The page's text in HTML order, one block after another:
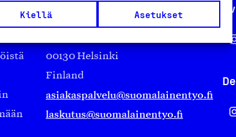
Kiellä Asetukset
Suomalainen työ ry
00130 Helsinki
Finland
asiakaspalvelu@suomalainentyo.fi
laskutus@suomalainentyo.fi